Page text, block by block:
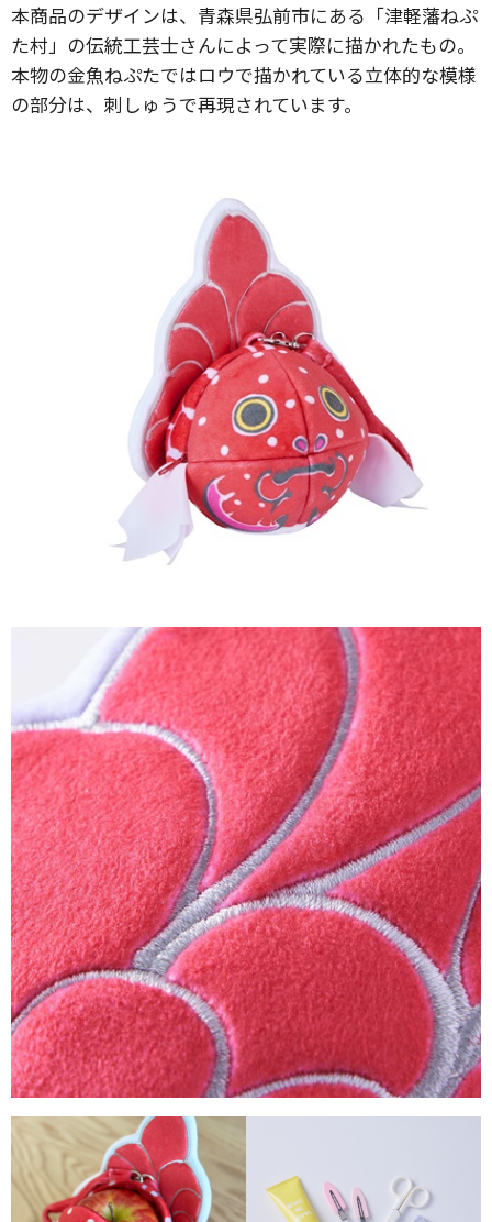
本商品のデザインは、青森県弘前市にある「津軽藩ねぷ
た村」の伝統工芸士さんによって実際に描かれたもの。
本物の金魚ねぷたではロウで描かれている立体的な模様
の部分は、刺しゅうで再現されています。